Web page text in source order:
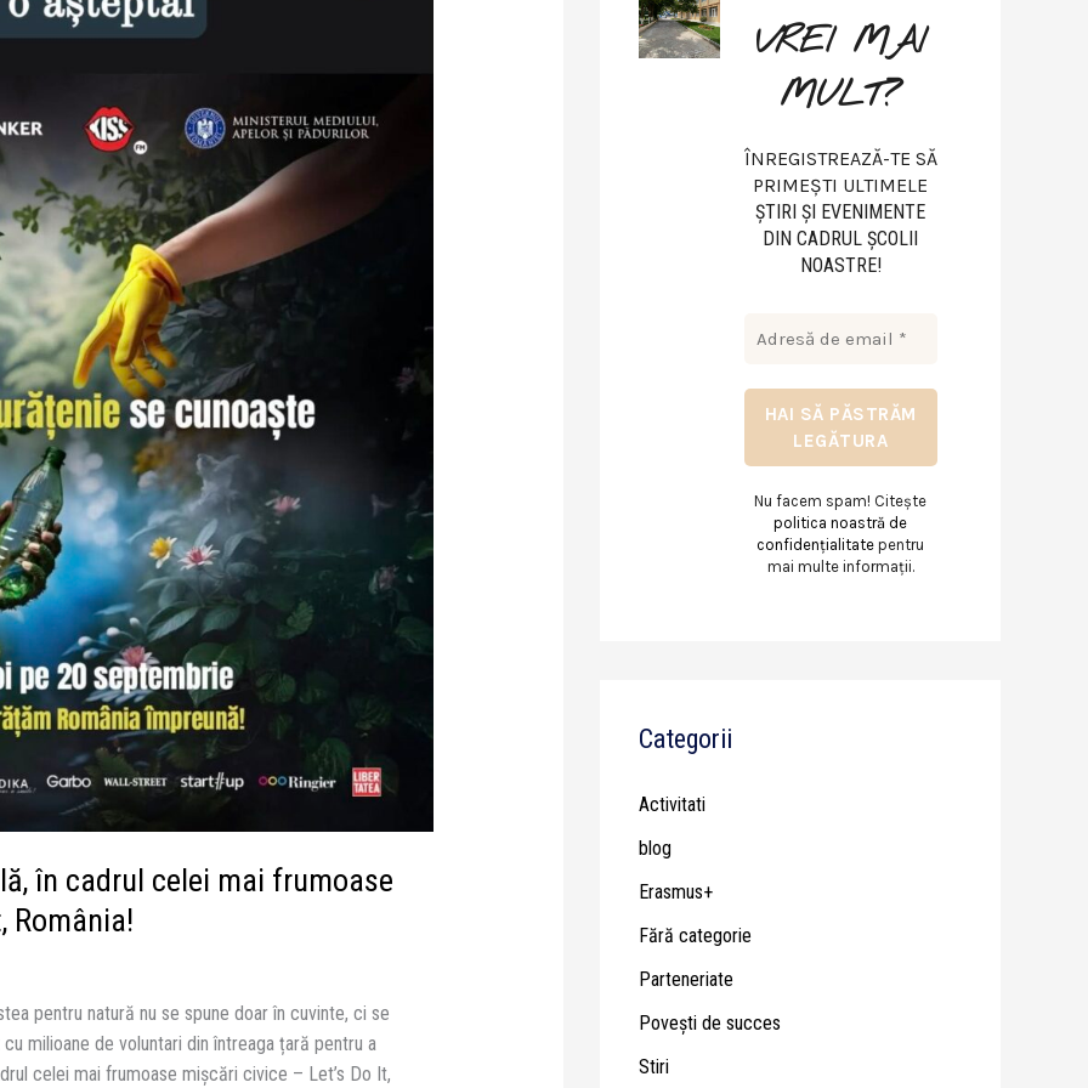
în cadrul celei mai frumoase
România!
pentru natură nu se spune doar în cuvinte, ci se
milioane de voluntari din întreaga țară pentru a
celei mai frumoase mișcări civice – Let’s Do It,
VREI MAI
MULT?
ÎNREGISTREAZĂ-TE SĂ
PRIMEȘTI ULTIMELE
ŞTIRI ŞI EVENIMENTE
DIN CADRUL ŞCOLII
NOASTRE!
Nu facem spam! Citește
politica noastră de
confidențialitate pentru
mai multe informații.
Categorii
Activitati
blog
Erasmus+
Fără categorie
Parteneriate
Poveşti de succes
Stiri